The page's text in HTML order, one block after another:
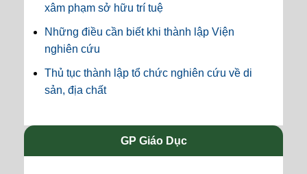
xâm phạm sở hữu trí tuệ
Những điều cần biết khi thành lập Viện
nghiên cứu
Thủ tục thành lập tổ chức nghiên cứu về di
sản, địa chất
GP Giáo Dục